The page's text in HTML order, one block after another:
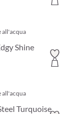
all'acqua
Shine
all'acqua
Turquoise